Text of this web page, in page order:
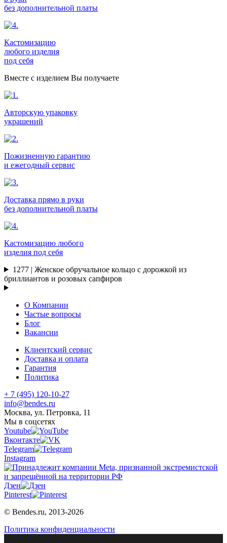
без дополнительной платы
Кастомизацию
любого изделия
под себя
Вместе с изделием Вы получаете
Авторскую упаковку
украшений
Пожизненную гарантию
и ежегодный сервис
Доставка прямо в руки
без дополнительной платы
Кастомизацию любого
изделия под себя
1277 | Женское обручальное кольцо с дорожкой из
бриллиантов и розовых сапфиров
О Компании
Частые вопросы
Блог
Вакансии
Клиентский сервис
Доставка и оплата
Гарантия
Политика
+ 7 (495) 120-10-27
info@bendes.ru
Москва, ул. Петровка, 11
Мы в соцсетях
Youtube
Вконтакте
Telegram
Instagram
Дзен
Pinterest
© Bendes.ru, 2013-2026
Политика конфиденциальности